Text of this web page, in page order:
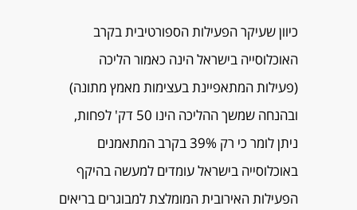
כיוון שעיקר הפעילות הספורטיבית בקרב
האוכלוסייה בישראל הינה כאמור הליכה
(פעילות המתאפיינת בעצימות מאמץ מתונה)
ובהנחה שמשך ההליכה הינו 50 דק' לפחות,
ניתן לומר כי רק 39% בקרב המתאמנים
באוכלוסייה בישראל עומדים למעשה בהיקף
הפעילות האירובית המומלצת למבוגרים בריאים